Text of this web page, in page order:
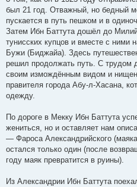
был 21 год. Отважный, но бедный
пускается в путь пешком и в
Затем Ибн Баттута дошёл до
тунисских купцов и вместе с ними
Бужи (Биджайа). Здесь
решил продолжать путь. С трудом
своим измождённым видом и
правителя города Абу-л-Хасана,
одежду.
По дороге в Мекку Ибн Баттута
жениться, но и оставляет нам
— Фароса Александрийского
остался только один (после
году маяк превратится в руины).
Из Александрии Ибн Баттута